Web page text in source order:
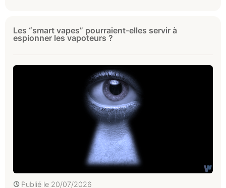
Les “smart vapes” pourraient-elles servir à
espionner les vapoteurs ?
Publié le 20/07/2026